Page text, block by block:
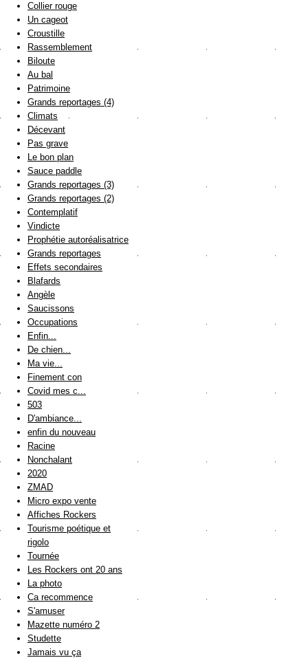
Collier rouge
Un cageot
Croustille
Rassemblement
Biloute
Au bal
Patrimoine
Grands reportages (4)
Climats
Décevant
Pas grave
Le bon plan
Sauce paddle
Grands reportages (3)
Grands reportages (2)
Contemplatif
Vindicte
Prophétie autoréalisatrice
Grands reportages
Effets secondaires
Blafards
Angèle
Saucissons
Occupations
Enfin...
De chien...
Ma vie...
Finement con
Covid mes c...
503
D'ambiance...
enfin du nouveau
Racine
Nonchalant
2020
ZMAD
Micro expo vente
Affiches Rockers
Tourisme poétique et
rigolo
Tournée
Les Rockers ont 20 ans
La photo
Ca recommence
S'amuser
Mazette numéro 2
Studette
Jamais vu ça